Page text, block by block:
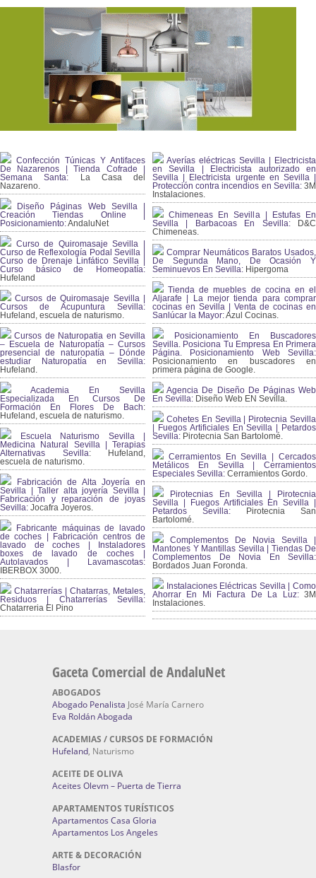
Confección Túnicas Y Antifaces
De Nazarenos | Tienda Cofrade |
Semana Santa: La Casa del
Nazareno.
Diseño Páginas Web Sevilla |
Creación Tiendas Online |
Posicionamiento:AndaluNet
Curso de Quiromasaje Sevilla |
Curso de Reflexología Podal Sevilla |
Curso de Drenaje Linfático Sevilla |
Curso básico de Homeopatía:
Hufeland
Cursos de Quiromasaje Sevilla |
Cursos de Acupuntura Sevilla:
Hufeland, escuela de naturismo.
Cursos de Naturopatia en Sevilla
– Escuela de Naturopatía – Cursos
presencial de naturopatía – Dónde
estudiar Naturopatía en Sevilla:
Hufeland.
Academia En Sevilla
Especializada En Cursos De
Formación En Flores De Bach:
Hufeland, escuela de naturismo.
Escuela Naturismo Sevilla |
Medicina Natural Sevilla | Terapias
Alternativas Sevilla: Hufeland,
escuela de naturismo.
Fabricación de Alta Joyería en
Sevilla | Taller alta joyería Sevilla |
Fabricación y reparación de joyas
Sevilla: Jocafra Joyeros.
Fabricante máquinas de lavado
de coches | Fabricación centros de
lavado de coches | Instaladores
boxes de lavado de coches |
Autolavados | Lavamascotas:
IBERBOX 3000.
Chatarrerías | Chatarras, Metales,
Residuos | Chatarrerías Sevilla:
Chatarreria El Pino
Averías eléctricas Sevilla | Electricista
en Sevilla | Electricista autorizado en
Sevilla | Electricista urgente en Sevilla |
Protección contra incendios en Sevilla:3M
Instalaciones.
Chimeneas En Sevilla | Estufas En
Sevilla | Barbacoas En Sevilla:D&C
Chimeneas.
Comprar Neumáticos Baratos Usados,
De Segunda Mano, De Ocasión Y
Seminuevos En Sevilla: Hipergoma
Tienda de muebles de cocina en el
Aljarafe | La mejor tienda para comprar
cocinas en Sevilla | Venta de cocinas en
Sanlúcar la Mayor:Azul Cocinas.
Posicionamiento En Buscadores
Sevilla. Posiciona Tu Empresa En Primera
Página. Posicionamiento Web Sevilla:
Posicionamiento en buscadores en
primera página de Google.
Agencia De Diseño De Páginas Web
En Sevilla: Diseño Web EN Sevilla.
Cohetes En Sevilla | Pirotecnia Sevilla
| Fuegos Artificiales En Sevilla | Petardos
Sevilla: Pirotecnia San Bartolomé.
Cerramientos En Sevilla | Cercados
Metálicos En Sevilla | Cerramientos
Especiales Sevilla: Cerramientos Gordo.
Pirotecnias En Sevilla | Pirotecnia
Sevilla | Fuegos Artificiales En Sevilla |
Petardos Sevilla: Pirotecnia San
Bartolomé.
Complementos De Novia Sevilla |
Mantones Y Mantillas Sevilla | Tiendas De
Complementos De Novia En Sevilla:
Bordados Juan Foronda.
Instalaciones Eléctricas Sevilla | Como
Ahorrar En Mi Factura De La Luz:3M
Instalaciones.
Gaceta Comercial de AndaluNet
ABOGADOS
Abogado Penalista José María Carnero
Eva Roldán Abogada
ACADEMIAS / CURSOS DE FORMACIÓN
Hufeland, Naturismo
ACEITE DE OLIVA
Aceites Olevm – Puerta de Tierra
APARTAMENTOS TURÍSTICOS
Apartamentos Casa Gloria
Apartamentos Los Angeles
ARTE & DECORACIÓN
Blasfor